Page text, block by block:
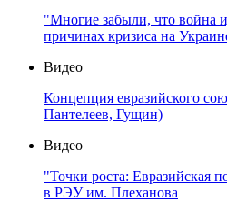
"Многие забыли, что война
причинах кризиса на
Видео
Концепция евразийского
Пантелеев, Гущин)
Видео
"Точки роста: Евразийская
в РЭУ им. Плеханова